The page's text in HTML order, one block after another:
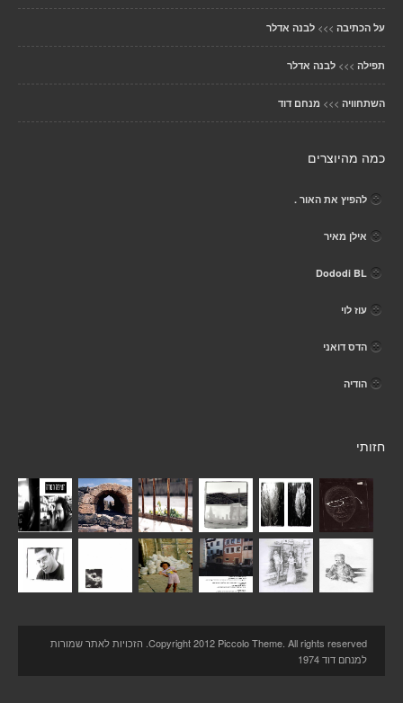
על הכתיבה >>> לבנה אדלר
תפילה >>> לבנה אדלר
השתחוויה >>> מנחם דוד
כמה מהיוצרים
להפיץ את האור .
אילן מאיר
Dododi BL
עוז לוי
הדס דואני
הודיה
חזותי
Copyright 2012 Piccolo Theme. All rights reserved. הזכויות לאתר שמורות
למנחם דוד 1974